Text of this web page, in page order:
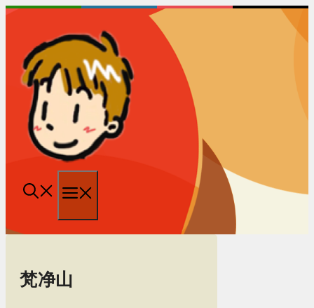
跳
单
梵净山